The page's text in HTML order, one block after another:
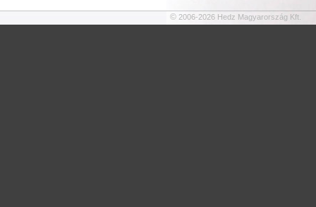
© 2006-2026 Hedz Magyarország Kft.